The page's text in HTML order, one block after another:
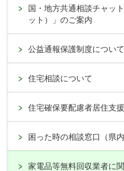
国・地方共通相談チャッ
ット）」のご案内
公益通報保護制度について
住宅相談について
住宅確保要配慮者居住支
困った時の相談窓口（県
家電品等無料回収業者に